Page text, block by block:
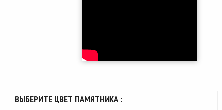
ВЫБЕРИТЕ ЦВЕТ ПАМЯТНИКА :